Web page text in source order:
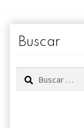
Buscar
Buscar: